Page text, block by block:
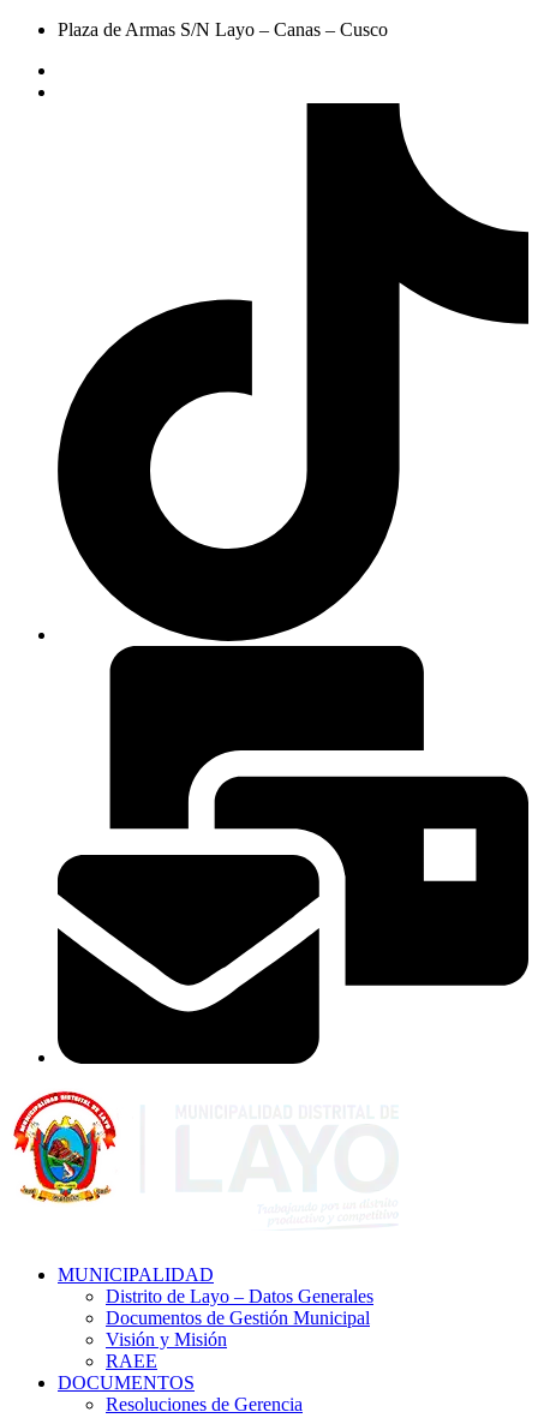
Plaza de Armas S/N Layo – Canas – Cusco
MUNICIPALIDAD
Distrito de Layo – Datos Generales
Documentos de Gestión Municipal
Visión y Misión
RAEE
DOCUMENTOS
Resoluciones de Gerencia